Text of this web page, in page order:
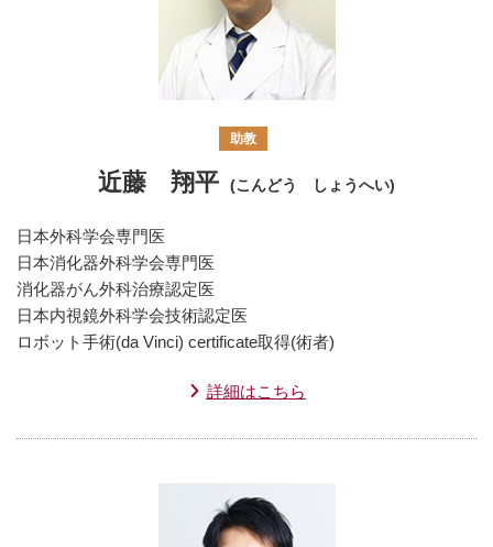
助教
近藤 翔平 (こんどう しょうへい)
日本外科学会専門医
日本消化器外科学会専門医
消化器がん外科治療認定医
日本内視鏡外科学会技術認定医
ロボット手術(da Vinci) certificate取得(術者)
詳細はこちら